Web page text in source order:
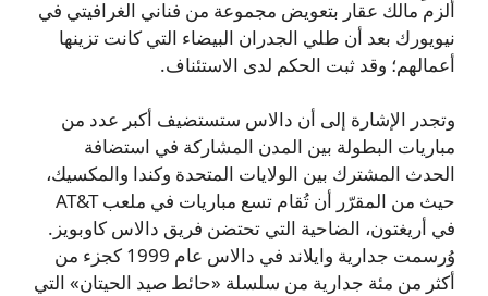
ألزم مالك عقار بتعويض مجموعة من فناني الغرافيتي في
نيويورك بعد أن طلي الجدران البيضاء التي كانت تزينها
أعمالهم؛ وقد ثبت الحكم لدى الاستئناف.
وتجدر الإشارة إلى أن دالاس ستستضيف أكبر عدد من
مباريات البطولة بين المدن المشاركة في استضافة
الحدث المشترك بين الولايات المتحدة وكندا والمكسيك،
حيث من المقرّر أن تُقام تسع مباريات في ملعب AT&T
في أريغتون، الضاحية التي تحتضن فريق دالاس كاوبويز.
وُرسمت جدارية وايلاند في دالاس عام 1999 كجزء من
أكثر من مئة جدارية من سلسلة «حائط صيد الحيتان» التي